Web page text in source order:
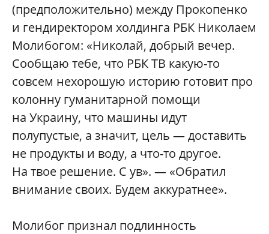
(предположительно) между Прокопенко
и гендиректором холдинга РБК Николаем
Молибогом: «Николай, добрый вечер.
Сообщаю тебе, что РБК ТВ какую-то
совсем нехорошую историю готовит про
колонну гуманитарной помощи
на Украину, что машины идут
полупустые, а значит, цель — доставить
не продукты и воду, а что-то другое.
На твое решение. С ув». — «Обратил
внимание своих. Будем аккуратнее».
Молибог признал подлинность